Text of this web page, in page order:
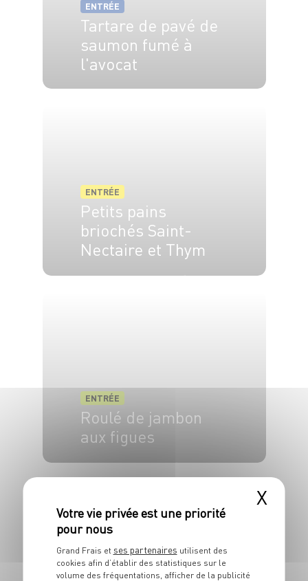
ENTRÉE
Tartare de pavé de
saumon fumé à
l'avocat
ENTRÉE
Petits pains
briochés Saint-
Nectaire et Thym
ENTRÉE
Roulé de jambon
aux figues
ENTRÉE
X
Grand Frais et ses partenaires utilisent des
cookies afin d’établir des statistiques sur le
volume des fréquentations, afficher de la publicité